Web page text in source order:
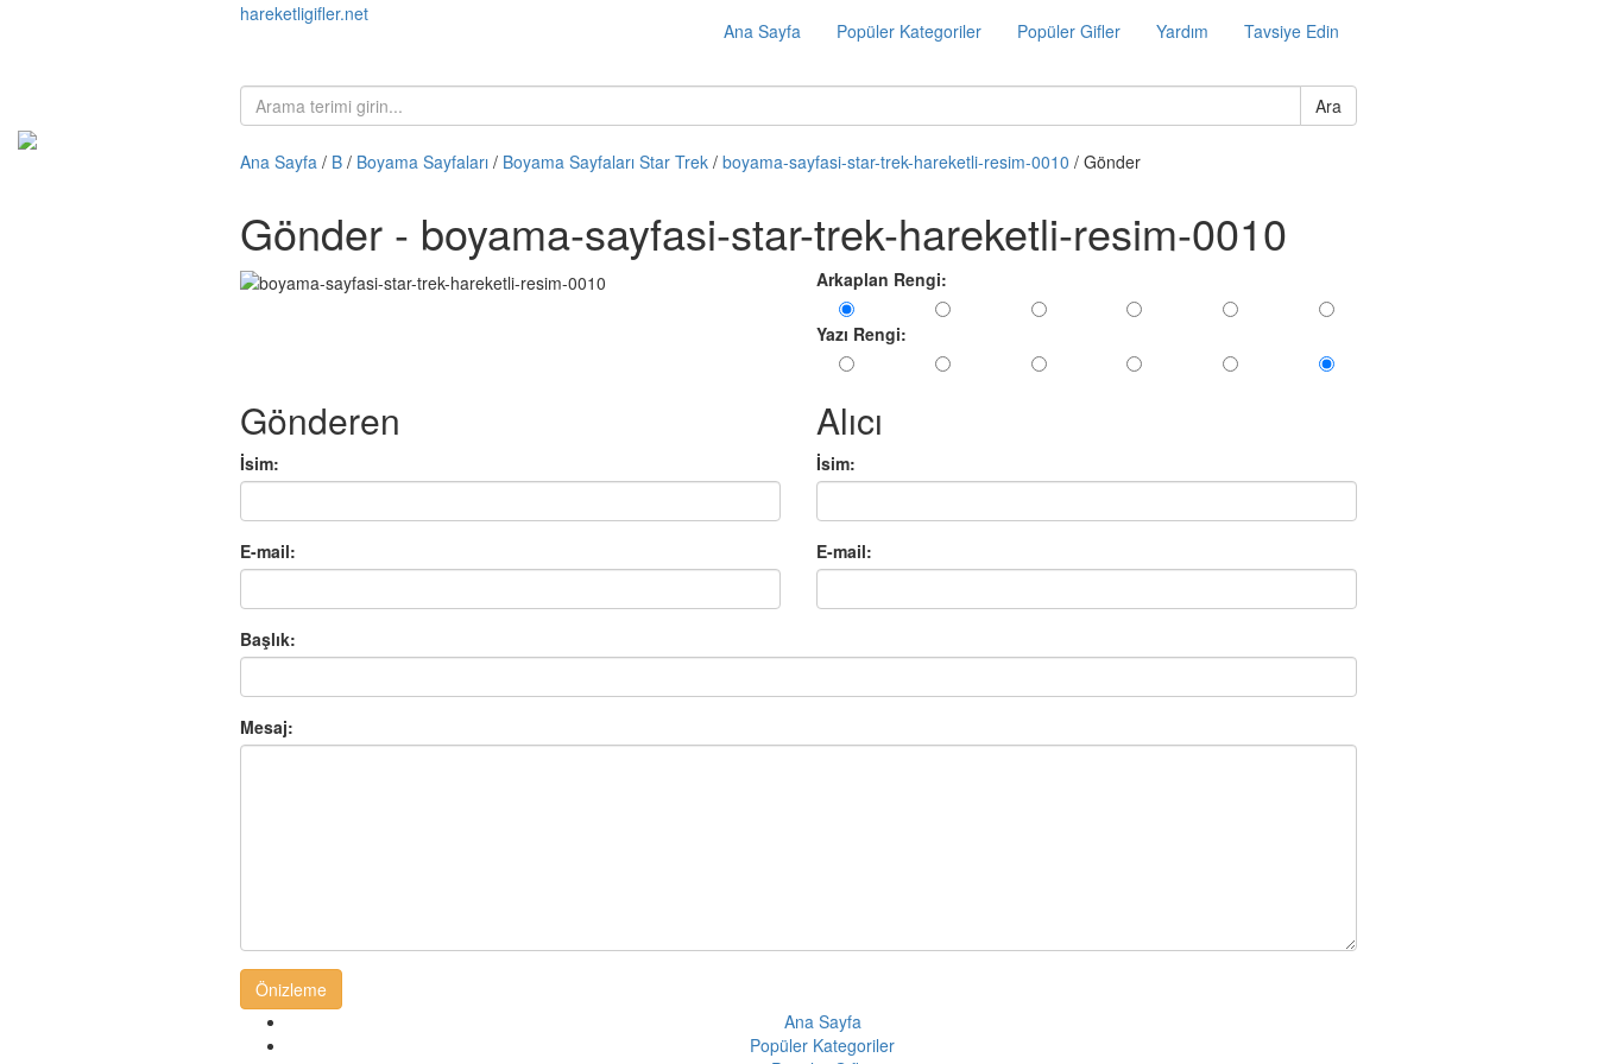
hareketligifler.net
Ana Sayfa Popüler Kategoriler Popüler Gifler Yardım Tavsiye Edin
Ara
Ana Sayfa / B / Boyama Sayfaları / Boyama Sayfaları Star Trek / boyama-sayfasi-star-trek-hareketli-resim-0010 / Gönder
Gönder - boyama-sayfasi-star-trek-hareketli-resim-0010
Arkaplan Rengi:
Yazı Rengi:
Gönderen
İsim:
E-mail:
Alıcı
İsim:
E-mail:
Başlık:
Mesaj:
Önizleme
Ana Sayfa
Popüler Kategoriler